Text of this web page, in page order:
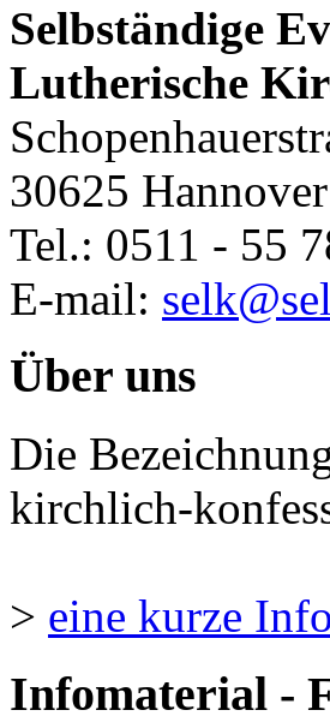
Selbständige
Lutherische
30625 Hannover
Tel.: 0511 - 55
E-mail:
Über uns
Die
kirchlich-
> eine kurze
Infomaterial -